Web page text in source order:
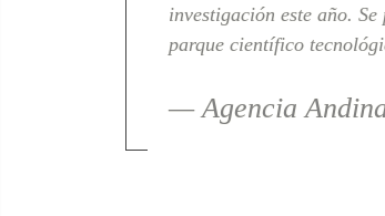
investigación este año.
parque científico
— Agencia